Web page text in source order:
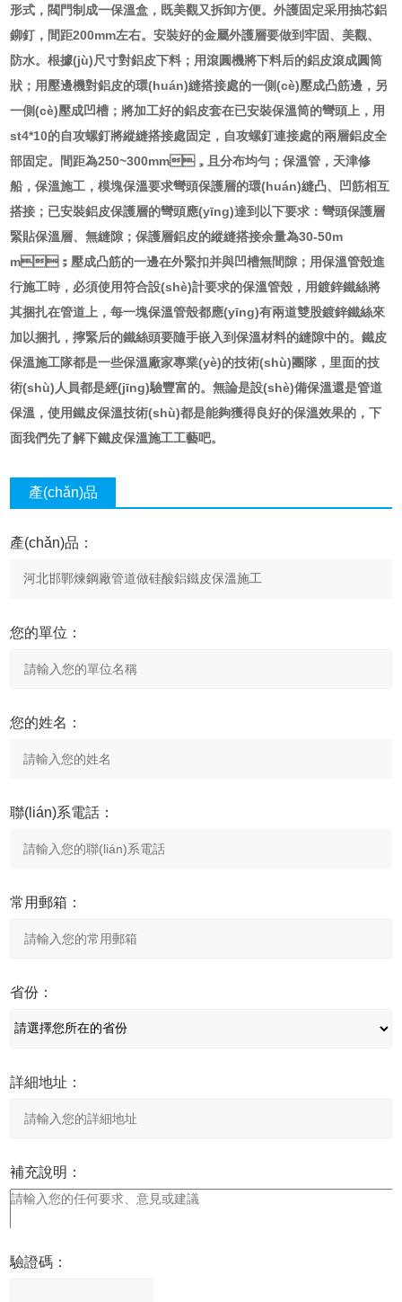
形式，閥門制成一保溫盒，既美觀又拆卸方便。外護固定采用抽芯鋁
鉚釘，間距200mm左右。安裝好的金屬外護層要做到牢固、美觀、
防水。根據(jù)尺寸對鋁皮下料；用滾圓機將下料后的鋁皮滾成圓筒
狀；用壓邊機對鋁皮的環(huán)縫搭接處的一側(cè)壓成凸筋邊，另
一側(cè)壓成凹槽；將加工好的鋁皮套在已安裝保溫筒的彎頭上，用
st4*10的自攻螺釘將縱縫搭接處固定，自攻螺釘連接處的兩層鋁皮全
部固定。間距為250~300mm，且分布均勻；保溫管，天津修
船，保溫施工，模塊保溫要求彎頭保護層的環(huán)縫凸、凹筋相互
搭接；已安裝鋁皮保護層的彎頭應(yīng)達到以下要求：彎頭保護層
緊貼保溫層、無縫隙；保護層鋁皮的縱縫搭接余量為30-50m
m；壓成凸筋的一邊在外緊扣并與凹槽無間隙；用保溫管殼進
行施工時，必須使用符合設(shè)計要求的保溫管殼，用鍍鋅鐵絲將
其捆扎在管道上，每一塊保溫管殼都應(yīng)有兩道雙股鍍鋅鐵絲來
加以捆扎，擰緊后的鐵絲頭要隨手嵌入到保溫材料的縫隙中的。鐵皮
保溫施工隊都是一些保溫廠家專業(yè)的技術(shù)團隊，里面的技
術(shù)人員都是經(jīng)驗豐富的。無論是設(shè)備保溫還是管道
保溫，使用鐵皮保溫技術(shù)都是能夠獲得良好的保溫效果的，下
面我們先了解下鐵皮保溫施工工藝吧。
產(chǎn)品
產(chǎn)品：
您的單位：
您的姓名：
聯(lián)系電話：
常用郵箱：
省份：
詳細地址：
補充說明：
驗證碼：